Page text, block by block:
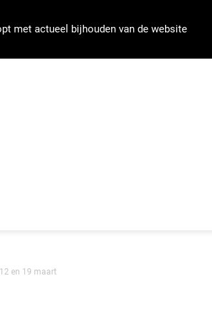
met actueel bijhouden van de website
en 19 maart